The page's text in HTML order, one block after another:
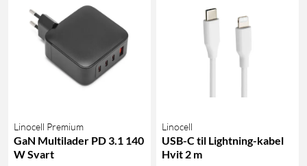
Linocell Premium
GaN Multilader PD 3.1 140
W Svart
Linocell
USB-C til Lightning-kabel
Hvit 2 m